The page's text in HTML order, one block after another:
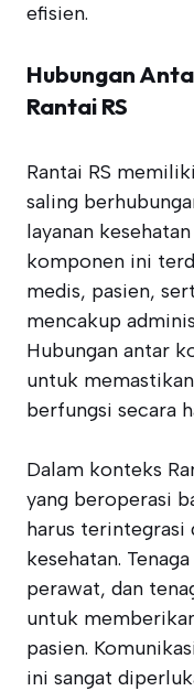
efisien.
Hubungan
Rantai RS
Rantai RS
saling
layanan
komponen ini
medis, pasien,
mencakup
Hubungan antar
untuk
berfungsi secara
Dalam konteks
yang beroperasi
harus terintegrasi
kesehatan.
perawat, dan
untuk
pasien.
ini sangat